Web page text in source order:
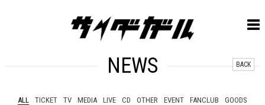
NEWS BACK
ALL TICKET TV MEDIA LIVE CD OTHER EVENT FANCLUB
GOODS